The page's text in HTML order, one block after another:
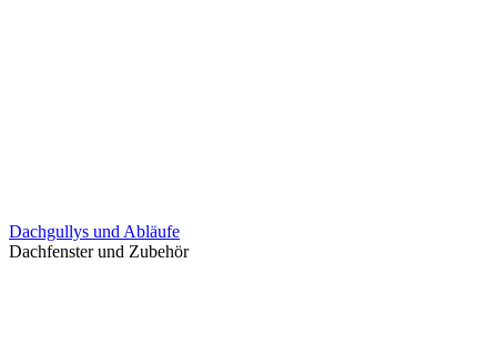
Dachgullys und Abläufe
Dachfenster und Zubehör